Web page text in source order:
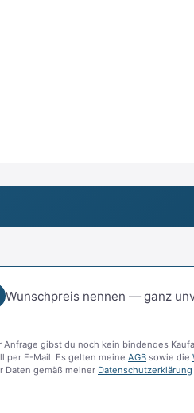
Wunschpreis nennen — ganz
gibst du noch kein bindendes
per E-Mail. Es gelten meine AGB sowie die
Daten gemäß meiner Datenschutzerklärung